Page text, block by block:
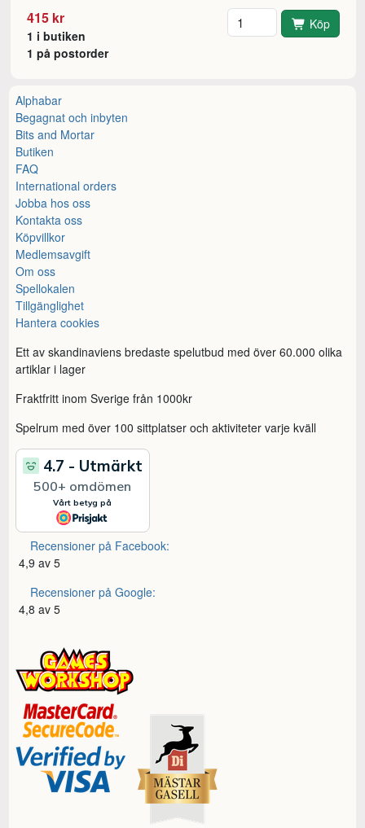
415 kr
1 i butiken
1 på postorder
Antal Köp
Alphabar
Begagnat och inbyten
Bits and Mortar
Butiken
FAQ
International orders
Jobba hos oss
Kontakta oss
Köpvillkor
Medlemsavgift
Om oss
Spellokalen
Tillgänglighet
Hantera cookies
Ett av skandinaviens bredaste spelutbud med över 60.000 olika
artiklar i lager
Fraktfritt inom Sverige från 1000kr
Spelrum med över 100 sittplatser och aktiviteter varje kväll
Recensioner på Facebook:
4,9 av 5
Recensioner på Google:
4,8 av 5